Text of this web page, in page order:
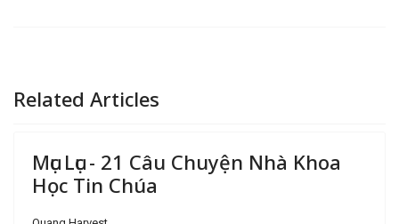
Related Articles
Mục Lục - 21 Câu Chuyện Nhà Khoa
Học Tin Chúa